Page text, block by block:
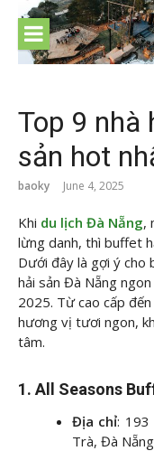
content
Top 9 nhà
sản hot
baoky June 4, 2025
Khi du lịch Đà Nẵng,
lừng danh, thì buffet
Dưới đây là gợi ý cho
hải sản Đà Nẵng
2025. Từ cao cấp
hương vị tươi ngon,
tâm.
1. All Seasons
Địa chỉ: 193
Trà, Đà Nẵng